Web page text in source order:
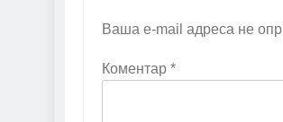
Ваша e-mail адреса не
Коментар *